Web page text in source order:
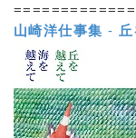
山崎洋仕事集 -